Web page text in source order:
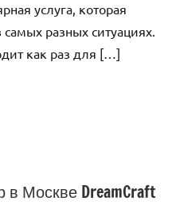
услуга, которая
разных ситуациях.
как раз для […]
в Москве DreamCraft